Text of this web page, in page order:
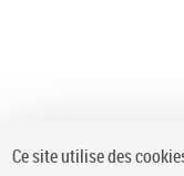
Auteur d’œuvre
Ce site utilise des